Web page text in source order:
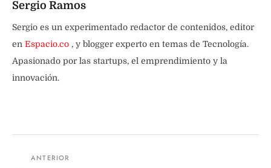
Sergio Ramos
Sergio es un experimentado redactor de contenidos, editor
en Espacio.co , y blogger experto en temas de Tecnología.
Apasionado por las startups, el emprendimiento y la
innovación.